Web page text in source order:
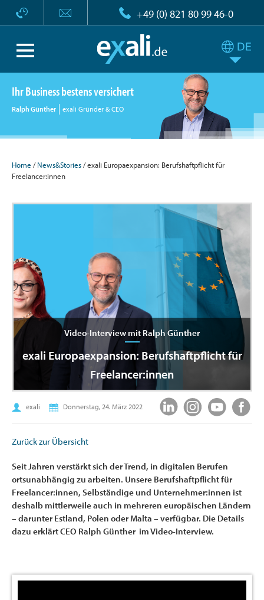
+49 (0) 821 80 99 46-0
Ihr Business bestens versichert
Ralph Günther exali Gründer & CEO
Home /News&Stories/ exali Europaexpansion: Berufshaftpflicht für
Freelancer:innen
Video-Interview mit Ralph Günther
exali Europaexpansion: Berufshaftpflicht für
Freelancer:innen
exali Donnerstag, 24. März 2022
Zurück zur Übersicht
Seit Jahren verstärkt sich der Trend, in digitalen Berufen
ortsunabhängig zu arbeiten. Unsere Berufshaftpflicht für
Freelancer:innen, Selbständige und Unternehmer:innen ist
deshalb mittlerweile auch in mehreren europäischen Ländern
– darunter Estland, Polen oder Malta – verfügbar. Die Details
dazu erklärt CEO Ralph Günther im Video-Interview.